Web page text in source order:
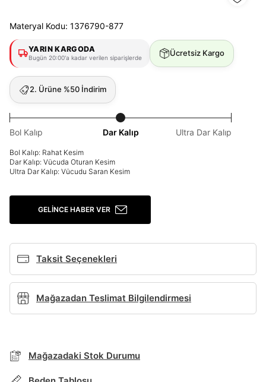
Materyal Kodu: 1376790-877
YARIN KARGODA
Bugün 20:00'a kadar verilen siparişlerde Ücretsiz Kargo
2. Ürüne %50 İndirim
Bol Kalıp Dar Kalıp Ultra Dar Kalıp
Bol Kalıp: Rahat Kesim
Dar Kalıp: Vücuda Oturan Kesim
Ultra Dar Kalıp: Vücudu Saran Kesim
GELINCE HABER VER
Taksit Seçenekleri
TAKSİT SEÇENEKLERİ
Mağazadan Teslimat Bilgilendirmesi
Mağazadaki Stok Durumu
BEDEN TABLOSU
Ad*
Soyad*
Telefon Numarası*
E-posta Adresi*
Şifre*